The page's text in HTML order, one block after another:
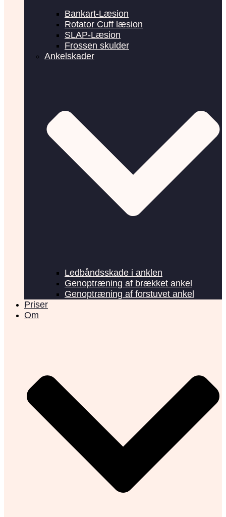
Bankart-Læsion
Rotator Cuff læsion
SLAP-Læsion
Frossen skulder
Ankelskader
Ledbåndsskade i anklen
Genoptræning af brækket ankel
Genoptræning af forstuvet ankel
Priser
Om